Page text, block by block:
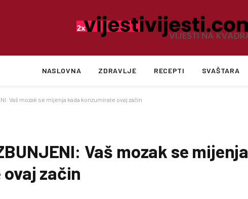
NASLOVNA ZDRAVLJE RECEPTI SVAŠTARA
Vaš mozak se mijenja kada konzumirate ovaj začin
Vaš mozak se mijenja
začin